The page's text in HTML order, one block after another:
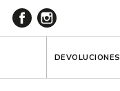
DEVOLUCIONES